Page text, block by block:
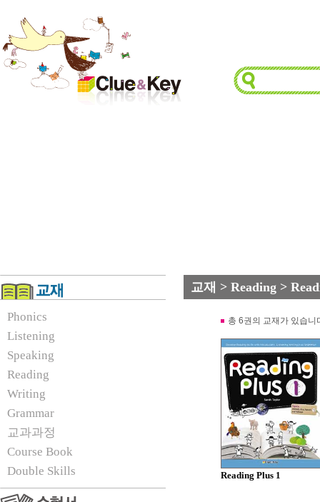
Phonics
Listening
Speaking
Reading
Writing
Grammar
교과과정
Course Book
Double Skills
교재 > Reading >
총 6권의 교재가 있습니
Reading Plus 1